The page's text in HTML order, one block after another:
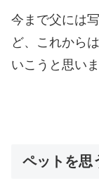
今まで父には
ど、これから
いこうと思いま
ペットを思